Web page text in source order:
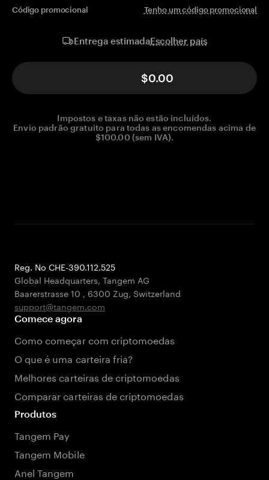
Código promocional Tenho um código promocional
Entrega estimadaEscolher país
$0.00
Impostos e taxas não estão incluídos.
Envio padrão gratuito para todas as encomendas acima de
$100.00 (sem IVA).
Reg. No CHE-390.112.525
Global Headquarters, Tangem AG
Baarerstrasse 10 , 6300 Zug, Switzerland
support@tangem.com
Comece agora
Como começar com criptomoedas
O que é uma carteira fria?
Melhores carteiras de criptomoedas
Comparar carteiras de criptomoedas
Produtos
Tangem Pay
Tangem Mobile
Anel Tangem